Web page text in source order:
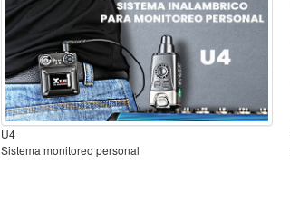
U4
Sistema monitoreo personal